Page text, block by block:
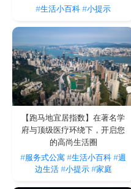
#生活小百科#小提示
【跑马地宜居指数】在著名学
府与顶级医疗环绕下，开启您
的高尚生活圈
#服务式公寓#生活小百科#週
边生活 #小提示 #家庭